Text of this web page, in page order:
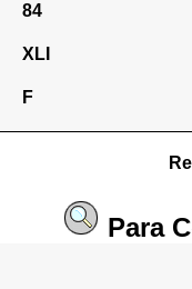
84
XLI
F
Para